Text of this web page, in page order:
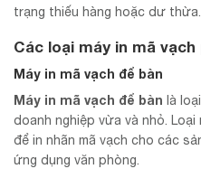
trạng thiếu hàng hoặc dư thừa.
Các loại máy in mã vạch
Máy in mã vạch để bàn
Máy in mã vạch để bàn là
doanh nghiệp vừa và nhỏ.
để in nhãn mã vạch cho các
ứng dụng văn phòng.